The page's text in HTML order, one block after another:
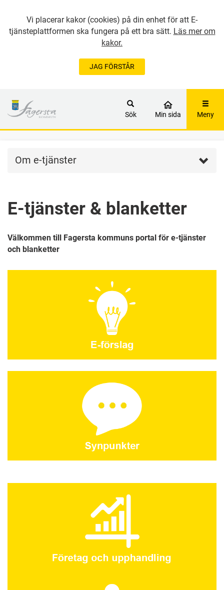
Vi placerar kakor (cookies) på din enhet för att E-
tjänsteplattformen ska fungera på ett bra sätt. Läs mer om
kakor.
JAG FÖRSTÅR
GÅ DIREKT TILL
Sök Min sida Meny
Om e-tjänster
E-tjänster & blanketter
Välkommen till Fagersta kommuns portal för e-tjänster
och blanketter